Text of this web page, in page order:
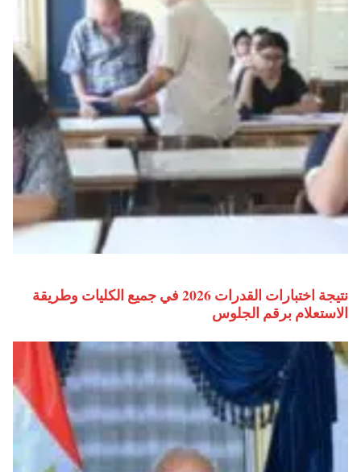
نتيجة اختبارات القدرات 2026 في جميع الكليات وطريقة
الاستعلام برقم الجلوس